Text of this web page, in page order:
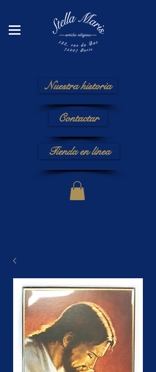
Nuestra historia
Contactar
Tienda en línea